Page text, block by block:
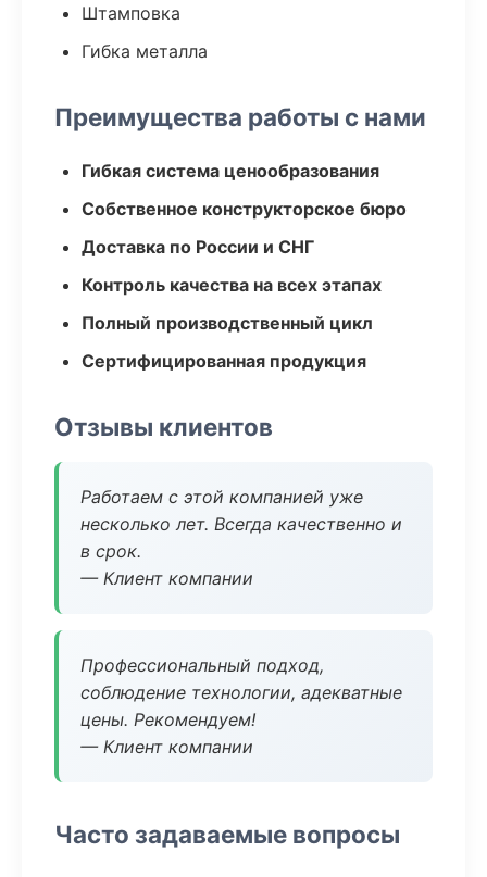
Штамповка
Гибка металла
Преимущества работы с нами
Гибкая система ценообразования
Собственное конструкторское бюро
Доставка по России и СНГ
Контроль качества на всех этапах
Полный производственный цикл
Сертифицированная продукция
Отзывы клиентов
Работаем с этой компанией уже
несколько лет. Всегда качественно и
в срок.
— Клиент компании
Профессиональный подход,
соблюдение технологии, адекватные
цены. Рекомендуем!
— Клиент компании
Часто задаваемые вопросы